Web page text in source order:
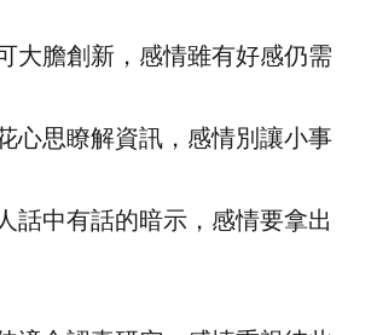
大膽創新，感情雖有好感仍需
心思瞭解資訊，感情別讓小事
話中有話的暗示，感情要拿出